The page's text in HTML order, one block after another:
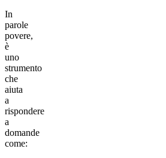
In
parole
povere,
è
uno
strumento
che
aiuta
a
rispondere
a
domande
come: